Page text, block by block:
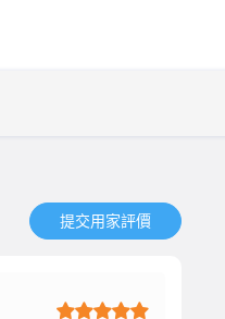
提交用家評價​